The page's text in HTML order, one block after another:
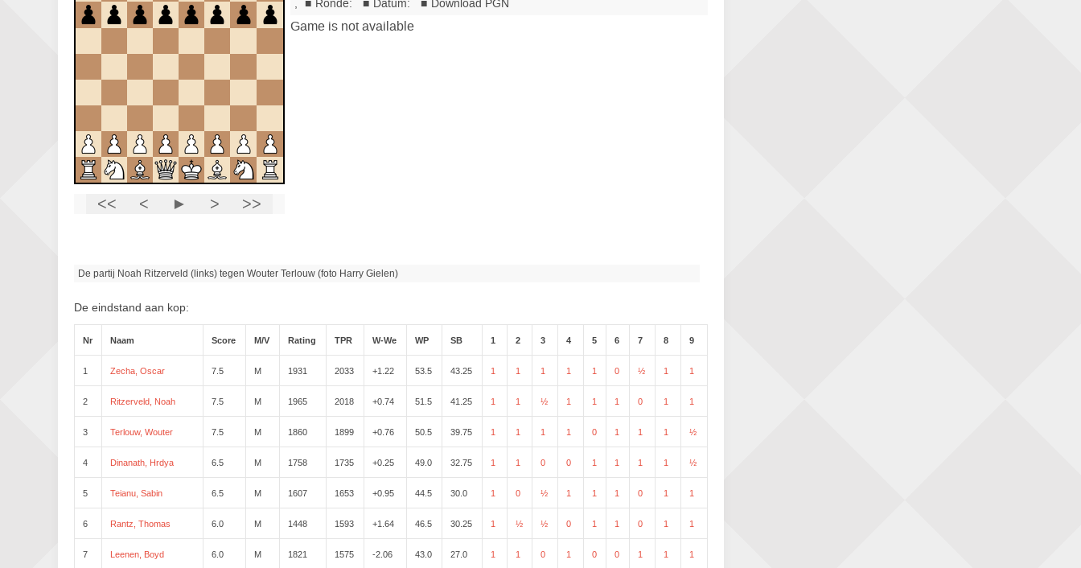
De partij Noah Ritzerveld (links) tegen Wouter Terlouw (foto Harry Gielen)
De eindstand aan kop:
Nr Naam Score M/V Rating TPR W-We WP SB 1 2 3 4 5 6 7 8 9
1 Zecha, Oscar 7.5 M 1931 2033 +1.22 53.5 43.25 1 1 1 1 1 0 ½ 1 1
2 Ritzerveld, Noah 7.5 M 1965 2018 +0.74 51.5 41.25 1 1 ½ 1 1 1 0 1 1
3 Terlouw, Wouter 7.5 M 1860 1899 +0.76 50.5 39.75 1 1 1 1 0 1 1 1 ½
4 Dinanath, Hrdya 6.5 M 1758 1735 +0.25 49.0 32.75 1 1 0 0 1 1 1 1 ½
5 Teianu, Sabin 6.5 M 1607 1653 +0.95 44.5 30.0 1 0 ½ 1 1 1 0 1 1
6 Rantz, Thomas 6.0 M 1448 1593 +1.64 46.5 30.25 1 ½ ½ 0 1 1 0 1 1
7 Leenen, Boyd 6.0 M 1821 1575 -2.06 43.0 27.0 1 1 0 1 0 0 1 1 1